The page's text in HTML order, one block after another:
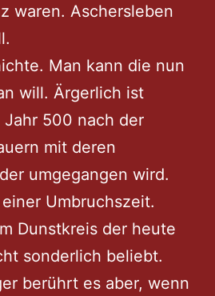
waren. Aschersleben
Man kann die nun
will. Ärgerlich ist
500 nach der
mit deren
umgegangen wird.
Umbruchszeit.
Dunstkreis der heute
sonderlich beliebt.
berührt es aber, wenn